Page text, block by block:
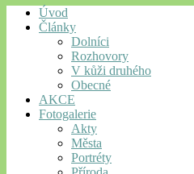
Úvod
Články
Dolníci
Rozhovory
V kůži druhého
Obecné
AKCE
Fotogalerie
Akty
Města
Portréty